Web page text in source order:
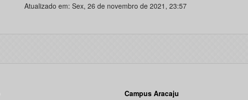
Atualizado em: Sex, 26 de novembro de 2021, 23:57
Campus Aracaju